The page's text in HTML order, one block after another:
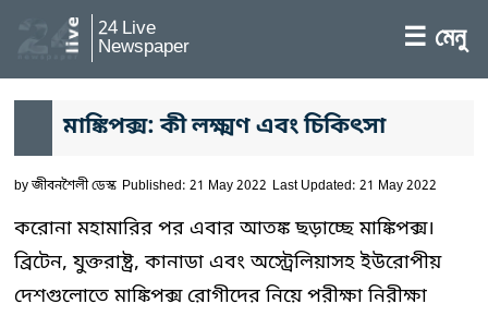
24 Live
Newspaper ☰ মেনু
মাঙ্কিপক্স: কী লক্ষ্মণ এবং চিকিৎসা
byজীবনশৈলী ডেস্ক Published: 21 May 2022 Last Updated: 21 May 2022
করোনা মহামারির পর এবার আতঙ্ক ছড়াচ্ছে মাঙ্কিপক্স।
ব্রিটেন, যুক্তরাষ্ট্র, কানাডা এবং অস্ট্রেলিয়াসহ ইউরোপীয়
দেশগুলোতে মাঙ্কিপক্স রোগীদের নিয়ে পরীক্ষা নিরীক্ষা